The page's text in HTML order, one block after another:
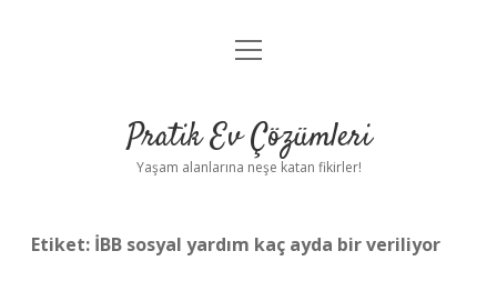
Anasayfa
Yasal Uyarı
menüyü
Pratik Ev Çözümleri
Yaşam alanlarına neşe katan fikirler!
Etiket: İBB sosyal yardım kaç ayda bir veriliyor